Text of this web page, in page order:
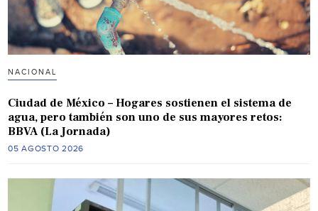
NACIONAL
Ciudad de México – Hogares sostienen el sistema de
agua, pero también son uno de sus mayores retos:
BBVA (La Jornada)
05 AGOSTO 2026